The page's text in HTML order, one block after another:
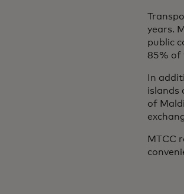
years.
public
85% of
In
islands
of
MTCC